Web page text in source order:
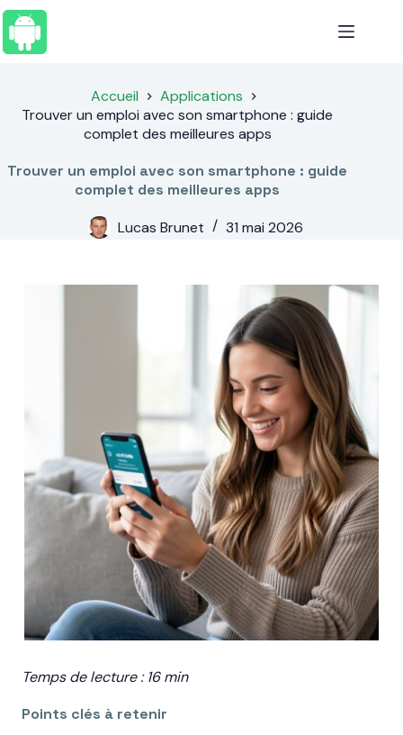
Passer
au
contenu
Accueil
Applications
Trouver un emploi avec son smartphone : guide
complet des meilleures apps
Trouver un emploi avec son smartphone : guide
complet des meilleures apps
Lucas Brunet
31 mai 2026
Temps de lecture : 16 min
Points clés à retenir